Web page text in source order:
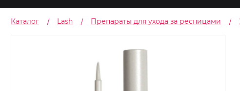
Каталог Lash Препараты для ухода за ресницами